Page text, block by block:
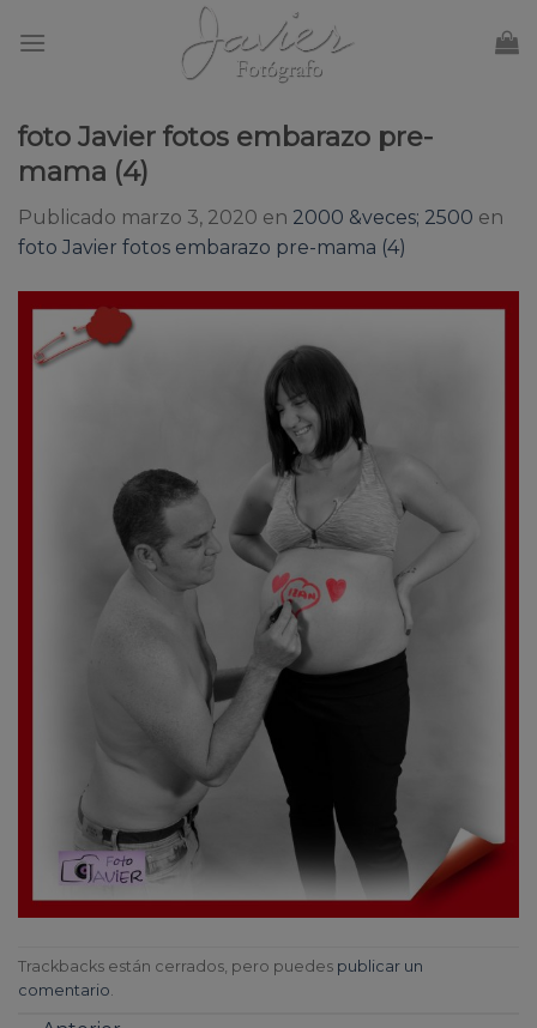
foto Javier fotos embarazo pre-
mama (4)
Publicado marzo 3, 2020 en 2000 &veces; 2500 en
foto Javier fotos embarazo pre-mama (4)
Trackbacks están cerrados, pero puedes publicar un
comentario.